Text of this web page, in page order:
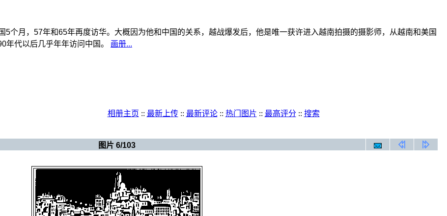
5个月，57年和65年再度访华。大概因为他和中国的关系，越战爆发后，他是唯一获许进入越南拍摄的摄影师，从越南和美国
年代以后几乎年年访问中国。 画册...
相册主页 :: 最新上传:: 最新评论:: 热门图片 :: 最高评分 :: 搜索
图片 6/103